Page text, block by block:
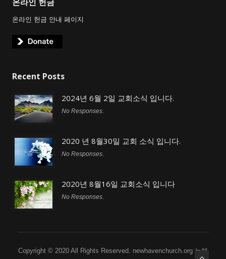
온라인 헌금 안내 페이지
Recent Posts
2024년 6월 2일 교회소식 입니다.
No Responses.
2020 년 8월30일 교회 소식 입니다.
No Responses.
2020년 8월16일 교회소식 입니다
No Responses.
Copyright © 2020 All Rights Reserved. newhavenchurch.org 뉴헤